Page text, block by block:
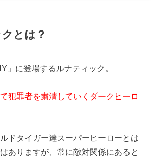
とは？
」に登場するルナティック。
犯罪者を粛清していくダークヒーロ
ドタイガー達スーパーヒーローとは
ありますが、常に敵対関係にあると